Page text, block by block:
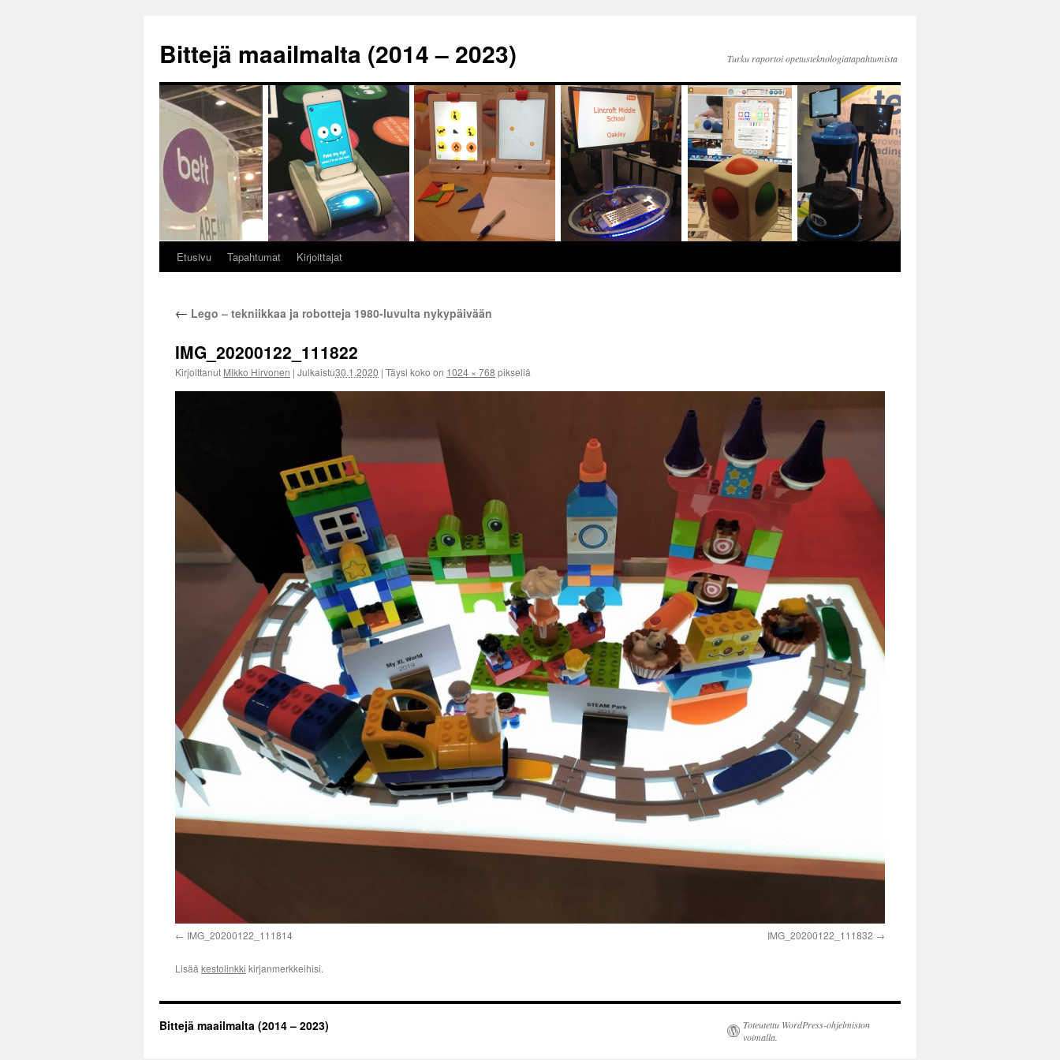
Bittejä maailmalta (2014 – 2023) Turku raportoi opetusteknologiatapahtumista
Etusivu Tapahtumat Kirjoittajat
← Lego – tekniikkaa ja robotteja 1980-luvulta nykypäivään
IMG_20200122_111822
Kirjoittanut Mikko Hirvonen | Julkaistu30.1.2020 | Täysi koko on 1024 × 768 pikseliä
IMG_20200122_111814 IMG_20200122_111832
Lisää kestolinkki kirjanmerkkeihisi.
Bittejä maailmalta (2014 – 2023)
Toteutettu WordPress-ohjelmiston
voimalla.